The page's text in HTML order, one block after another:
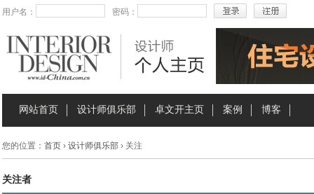
用户名： 密码：
网站首页 设计师俱乐部 卓文开主页 案例 博客
您的位置： 首页› 设计师俱乐部› 关注
关注者